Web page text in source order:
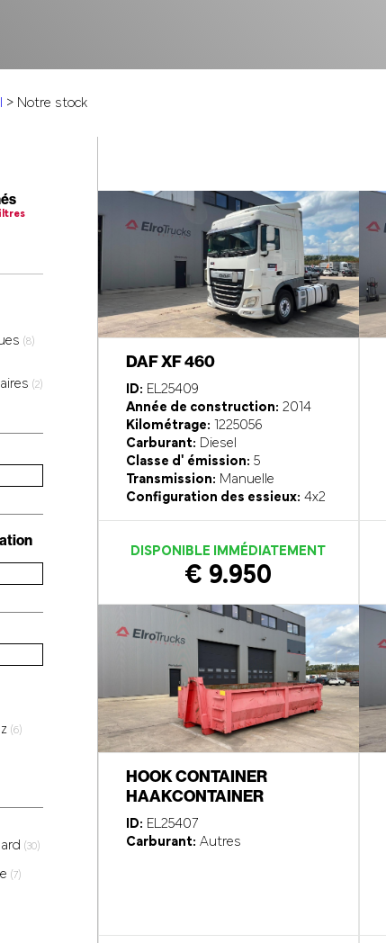
> Notre stock
(8)
(2)
(6)
(30)
(7)
DAF XF 460
ID: EL25409
Année de construction: 2014
Kilométrage: 1225056
Carburant: Diesel
Classe d' émission: 5
Transmission: Manuelle
Configuration des essieux: 4x2
DISPONIBLE IMMÉDIATEMENT
€ 9.950
HOOK CONTAINER
HAAKCONTAINER
ID: EL25407
Carburant: Autres